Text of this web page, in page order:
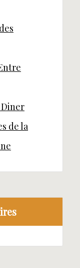
Diner
de la